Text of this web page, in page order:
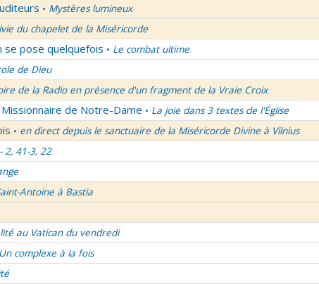
• Mystères lumineux
du chapelet de la Miséricorde
se pose quelquefois • Le combat ultime
de Dieu
de la Radio en présence d'un fragment de la Vraie Croix
de Notre-Dame • La joie dans 3 textes de l'Église
• en direct depuis le sanctuaire de la Miséricorde Divine à Vilnius
2, 41-3, 22
Antoine à Bastia
au Vatican du vendredi
Un complexe à la fois